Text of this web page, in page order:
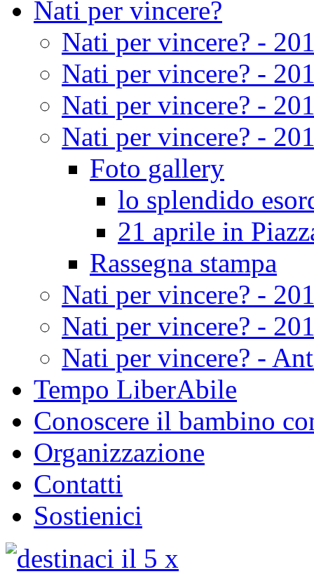
Nati per vincere?
Nati per vincere? -
Nati per vincere? -
Nati per vincere? -
Nati per vincere? -
Foto gallery
lo splendido
21 aprile in
Rassegna stampa
Nati per vincere? -
Nati per vincere? -
Nati per vincere? -
Tempo LiberAbile
Conoscere il bambino
Organizzazione
Contatti
Sostienici